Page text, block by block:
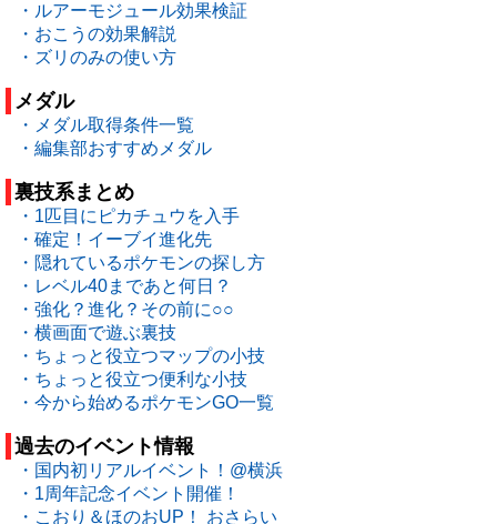
・ルアーモジュール効果検証
・おこうの効果解説
・ズリのみの使い方
メダル
・メダル取得条件一覧
・編集部おすすめメダル
裏技系まとめ
・1匹目にピカチュウを入手
・確定！イーブイ進化先
・隠れているポケモンの探し方
・レベル40まであと何日？
・強化？進化？その前に○○
・横画面で遊ぶ裏技
・ちょっと役立つマップの小技
・ちょっと役立つ便利な小技
・今から始めるポケモンGO一覧
過去のイベント情報
・国内初リアルイベント！@横浜
・1周年記念イベント開催！
・こおり＆ほのおUP！ おさらい